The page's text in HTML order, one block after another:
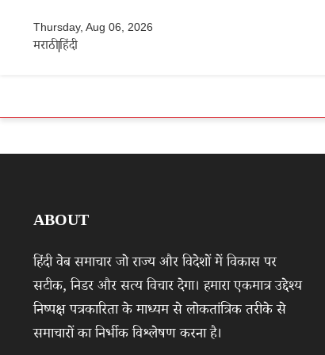
Thursday, Aug 06, 2026
मराठीहिंदी
ABOUT
हिंदी वेब समाचार जो राज्य और विदेशों में विकास पर
सटीक, निडर और सत्य विचार देगा। हमारा एकमात्र उद्देश्य
निष्पक्ष पत्रकारिता के माध्यम से लोकतांत्रिक तरीके से
समाचारों का निर्भीक विश्लेषण करना है।